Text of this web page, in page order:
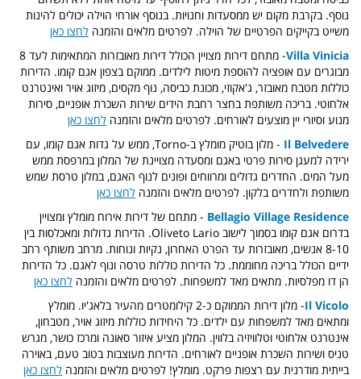
נוסף. בקרבת מקום יש ממסעדות וחנויות. בנוסף אורחי הוילה יכולים להינות
משייט בקייקים הפרטיים של הוילה. לפרטים מלאים והזמנה לחצו כאן
Villa Vinicia
- מתחם דירות מצויין הכולל דירות מאובזרות המתאימות לעד 8
מבוגרים עם אופציה להוספת מיטות לילדים. ממוקם בצפון אגם קומו. הדירות
כוללות מטבח מאובזר, ג'אקוזי, מכונת כביסה, נוף מקסים, מיזוג אויר ואינטרנט
אלחוטי. בריכה משותפת בחצר רחבת הידים שירות השכרת אופניים, סירות
מנוע וסיורי יין מוצעים לאורחים. לפרטים מלאים והזמנה לחצו כאן
Il Belvedere
- מלון בוטיק מומלץ ב-Torno, ממש על גדות אגם קומו, עם
ירידה למעגן סירות פרטי באגם ומסעדה מצויינת של המלון במרפסת ממש
מעל המים. החדרים גדולים ומרווחים ופונים לנוף האגם, במלון טרסת שמש
משותפת ולחדרים בלקון. לפרטים מלאים והזמנה לחצו כאן
Bellagio Village Residence - מתחם של דירות אירוח מומלץ ומצויין
בדרום אגם קומו בסמוך לישוב Oliveto Lario. הדירות גדולות ומאכלסות בין
8-10 אנשים, מאובזרות עד הפרט האחרון, נקיות ונוחות. מרחב משותף רחב
ידיים הכולל בריכה מחוממת. כל הדירות כוללות טרסה ונוף לאגם. כל הדירות
הן דו מפלסיות. מתאים מאד למשפחות. לפרטים מלאים והזמנה לחצו כאן
Il Vicolo
- מלון דירות הממוקם כ-2 קילומטרים מהעיר בלאג'יו. מומלץ
ומתאים מאד למשפחות עם ילדים. כל היחידות כוללות מיזוג אויר, מטבחון,
אינטרנט אלחוטי וטלוויזיה בלווין. המלון מציע איזור סאונה ומרכז כושר, מגרש
טניס ושירות השכרת אופניים לאורחים. הדירות מעוצבות בטוב טעם, באוירה
בייתית מודרנית עם רצפות פרקט. מומלץ! לפרטים מלאים והזמנה לחצו כאן